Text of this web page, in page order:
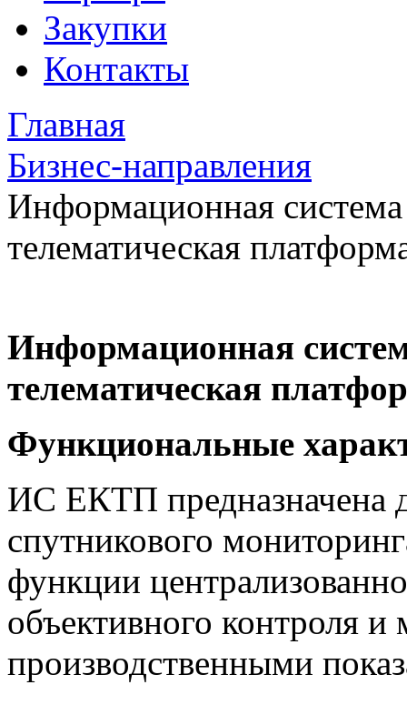
Закупки
Контакты
Главная
Бизнес-направления
Информационная
телематическая
Информационная
телематическая
Функциональные
ИС ЕКТП предназначена
спутникового
функции
объективного контроля и
производственными